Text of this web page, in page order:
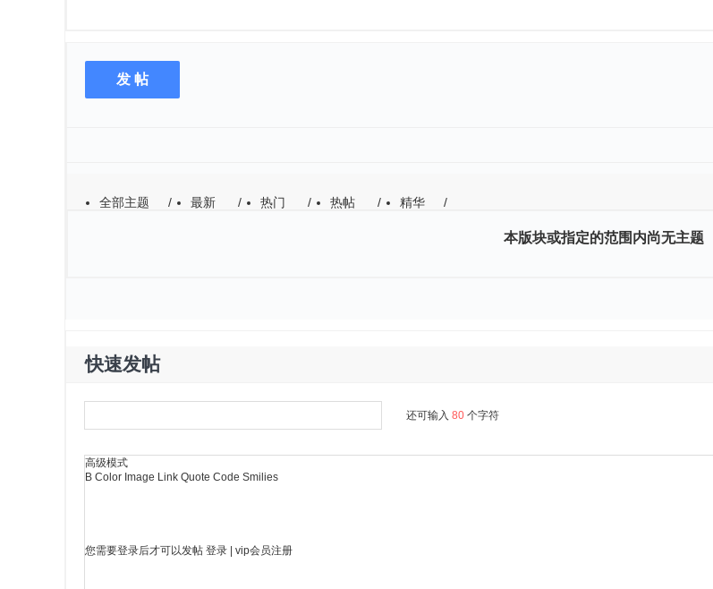
发 帖
全部主题 / 最新 / 热门 / 热帖 / 精华 /
本版块或指定的范围内尚无主题
快速发帖
还可输入80 个字符
高级模式
B Color Image Link Quote Code Smilies
您需要登录后才可以发帖 登录 vip会员注册